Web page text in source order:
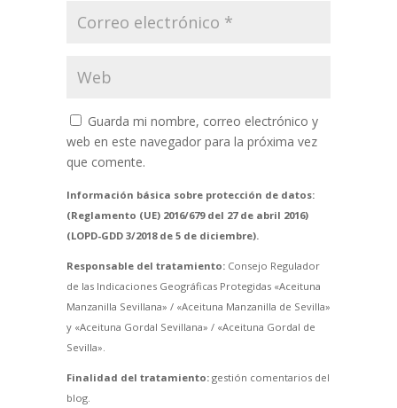
Guarda mi nombre, correo electrónico y
web en este navegador para la próxima vez
que comente.
Información básica sobre protección de datos:
(Reglamento (UE) 2016/679 del 27 de abril 2016)
(LOPD-GDD 3/2018 de 5 de diciembre).
Responsable del tratamiento:Consejo Regulador
de las Indicaciones Geográficas Protegidas «Aceituna
Manzanilla Sevillana» / «Aceituna Manzanilla de Sevilla»
y «Aceituna Gordal Sevillana» / «Aceituna Gordal de
Sevilla».
Finalidad del tratamiento:gestión comentarios del
blog.